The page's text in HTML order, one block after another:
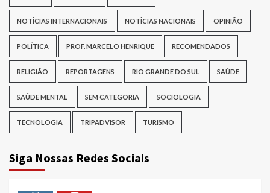
NOTÍCIAS INTERNACIONAIS NOTÍCIAS NACIONAIS OPINIÃO
POLÍTICA PROF. MARCELO HENRIQUE RECOMENDADOS
RELIGIÃO REPORTAGENS RIO GRANDE DO SUL SAÚDE
SAÚDE MENTAL SEM CATEGORIA SOCIOLOGIA
TECNOLOGIA TRIPADVISOR TURISMO
Siga Nossas Redes Sociais